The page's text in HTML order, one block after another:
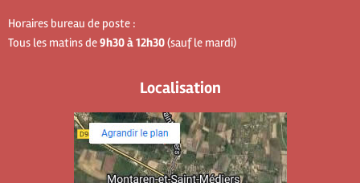
Horaires bureau de poste :
Tous les matins de9h30 à 12h30(sauf le mardi)
Localisation